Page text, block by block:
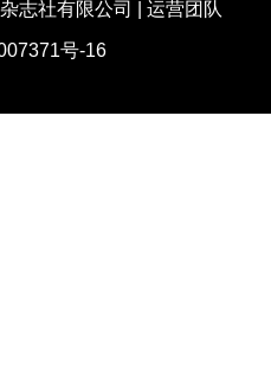
志社有限公司 运营团队
号-16